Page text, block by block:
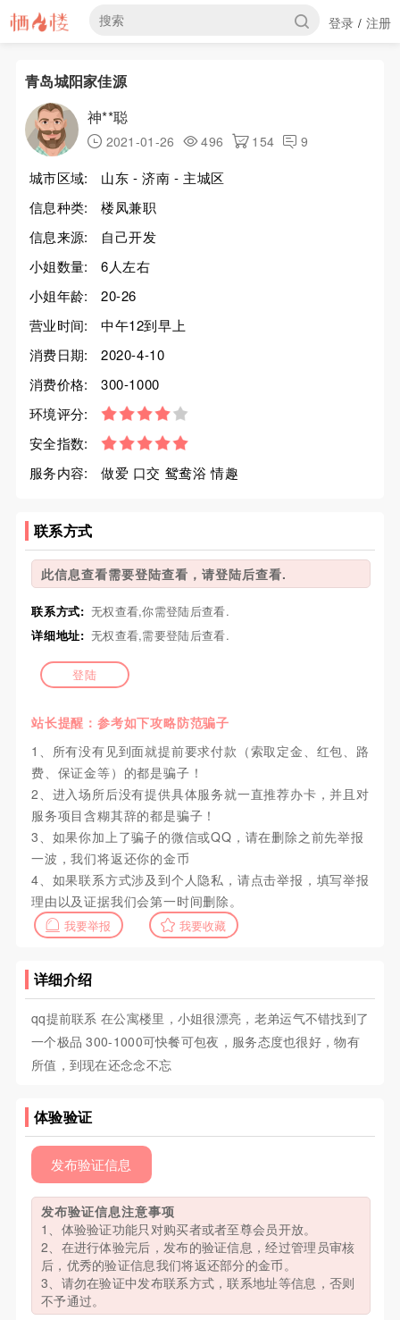
登录 / 注册
青岛城阳家佳源
神**聪
2021-01-26 496 154 9
城市区域:
山东 - 济南 - 主城区
信息种类:
楼凤兼职
信息来源:
自己开发
小姐数量:
6人左右
小姐年龄:
20-26
营业时间:
中午12到早上
消费日期:
2020-4-10
消费价格:
300-1000
环境评分:
安全指数:
服务内容:
做爱 口交 鸳鸯浴 情趣
联系方式
此信息查看需要登陆查看，请登陆后查看.
联系方式: 无权查看,你需登陆后查看.
详细地址: 无权查看,需要登陆后查看.
登陆
站长提醒：参考如下攻略防范骗子
1、所有没有见到面就提前要求付款（索取定金、红包、路
费、保证金等）的都是骗子！
2、进入场所后没有提供具体服务就一直推荐办卡，并且对
服务项目含糊其辞的都是骗子！
3、如果你加上了骗子的微信或QQ，请在删除之前先举报
一波，我们将返还你的金币
4、如果联系方式涉及到个人隐私，请点击举报，填写举报
理由以及证据我们会第一时间删除。
我要举报 我要收藏
详细介绍
qq提前联系 在公寓楼里，小姐很漂亮，老弟运气不错找到了
一个极品 300-1000可快餐可包夜，服务态度也很好，物有
所值，到现在还念念不忘
体验验证
发布验证信息
发布验证信息注意事项
1、体验验证功能只对购买者或者至尊会员开放。
2、在进行体验完后，发布的验证信息，经过管理员审核
后，优秀的验证信息我们将返还部分的金币。
3、请勿在验证中发布联系方式，联系地址等信息，否则
不予通过。